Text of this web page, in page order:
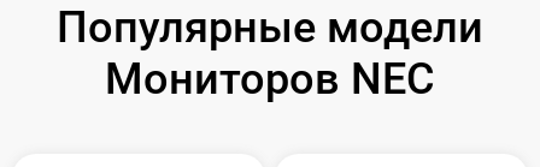
Популярные модели
Мониторов NEC